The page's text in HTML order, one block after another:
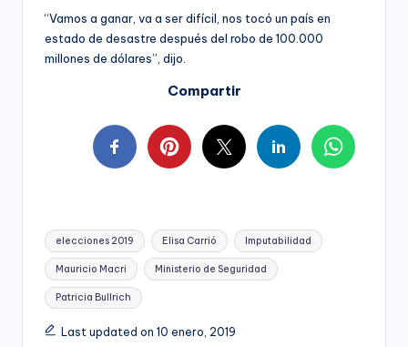
“Vamos a ganar, va a ser difícil, nos tocó un país en
estado de desastre después del robo de 100.000
millones de dólares”, dijo.
Compartir
Tags:
elecciones 2019 Elisa Carrió Imputabilidad
Mauricio Macri Ministerio de Seguridad
Patricia Bullrich
Last updated on 10 enero, 2019